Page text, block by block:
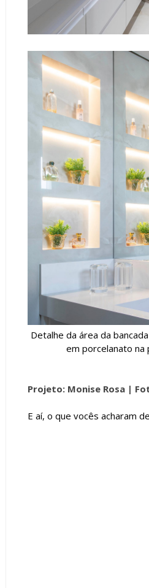
Detalhe da área da
em porcelanato na
Projeto: Monise Rosa |
E aí, o que vocês acharam